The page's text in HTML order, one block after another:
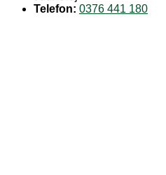
Telefon: 0376 441 180